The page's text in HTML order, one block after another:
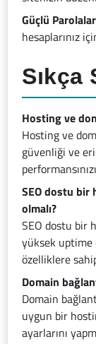
Güçlü
hesaplarınız
Sıkça
Hosting ve
Hosting ve
güvenliği ve
SEO dostu bir
olmalı?
SEO dostu bir
yüksek uptime
özelliklere
Domain
Domain
uygun bir
ayarlarını